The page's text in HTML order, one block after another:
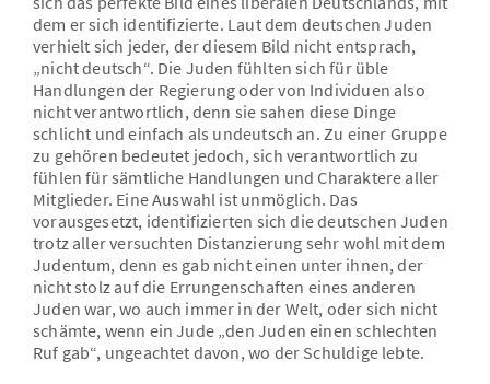
dem er sich identifizierte. Laut dem deutschen Juden
verhielt sich jeder, der diesem Bild nicht entsprach,
„nicht deutsch“. Die Juden fühlten sich für üble
Handlungen der Regierung oder von Individuen also
nicht verantwortlich, denn sie sahen diese Dinge
schlicht und einfach als undeutsch an. Zu einer Gruppe
zu gehören bedeutet jedoch, sich verantwortlich zu
fühlen für sämtliche Handlungen und Charaktere aller
Mitglieder. Eine Auswahl ist unmöglich. Das
vorausgesetzt, identifizierten sich die deutschen Juden
trotz aller versuchten Distanzierung sehr wohl mit dem
Judentum, denn es gab nicht einen unter ihnen, der
nicht stolz auf die Errungenschaften eines anderen
Juden war, wo auch immer in der Welt, oder sich nicht
schämte, wenn ein Jude „den Juden einen schlechten
Ruf gab“, ungeachtet davon, wo der Schuldige lebte.